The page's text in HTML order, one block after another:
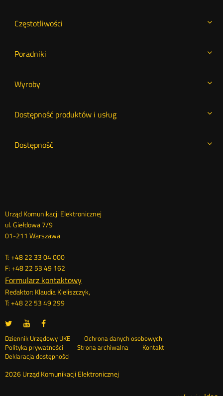
Częstotliwości
Poradniki
Wyroby
Dostępność produktów i usług
Dostępność
Dane
kontaktowe
Urząd Komunikacji Elektronicznej
ul. Giełdowa 7/9
01-211 Warszawa
T: +48 22 33 04 000
F: +48 22 53 49 162
Formularz kontaktowy
Redaktor: Klaudia Kieliszczyk,
T: +48 22 53 49 299
UKE
portalu
Twitter
Otwórz
nowym
oknie
UKE
portalu
Youtube
Otwórz
nowym
oknie
portalu
Facebook
nowym
oknie
Stopka
menu
Dziennik Urzędowy UKE Otwórz
Ochrona danych osobowych
Polityka prywatności
Otwórz
w
oknie
Strona archiwalna
Kontakt
Deklaracja dostępności
2026 Urząd Komunikacji Elektronicznej